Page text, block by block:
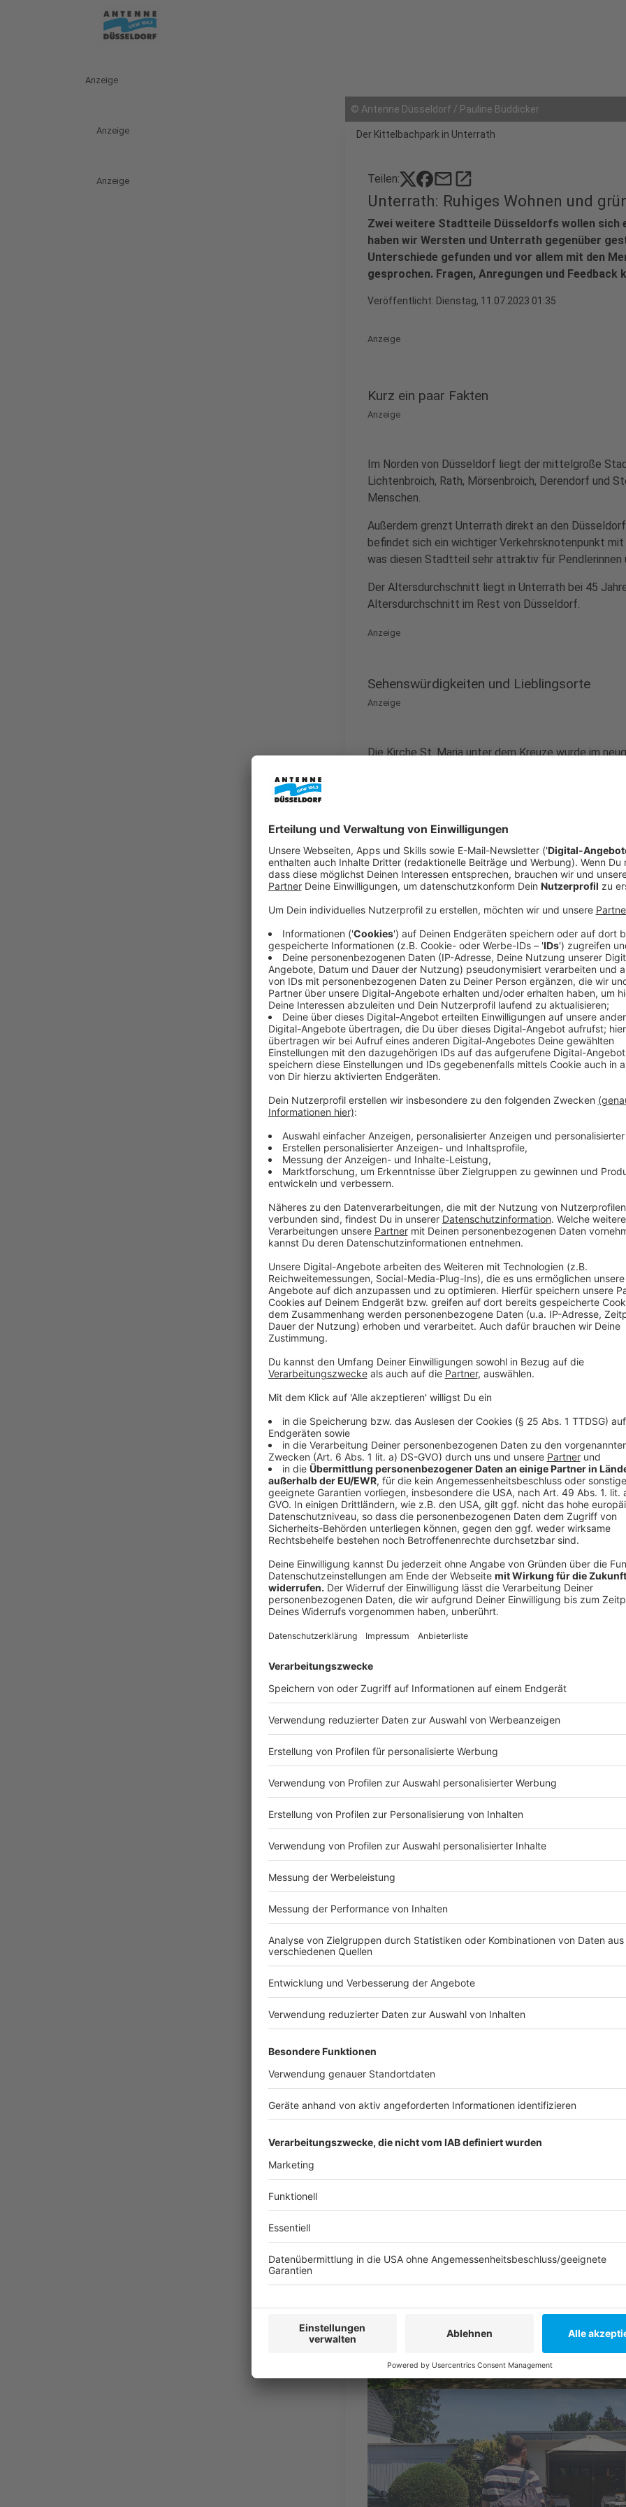
Anzeige
Anzeige
Anzeige
© Antenne Düsseldorf / Pauline Büddicker
Der Kittelbachpark in Unterrath
Teilen: mailopen_in_new
Unterrath: Ruhiges Wohnen und
Zwei weitere Stadtteile Düsseldorfs wollen sich
haben wir Wersten und Unterrath gegenüber
Unterschiede gefunden und vor allem mit den
gesprochen. Fragen, Anregungen und Feedback
Veröffentlicht: Dienstag, 11.07.2023 01:35
Anzeige
Kurz ein paar Fakten
Anzeige
Im Norden von Düsseldorf liegt der mittelgroße
Lichtenbroich, Rath, Mörsenbroich, Derendorf und
Menschen.
Außerdem grenzt Unterrath direkt an den
befindet sich ein wichtiger Verkehrsknotenpunkt mit
was diesen Stadtteil sehr attraktiv für Pendlerinnen
Der Altersdurchschnitt liegt in Unterrath bei 45
Altersdurchschnitt im Rest von Düsseldorf.
Anzeige
Sehenswürdigkeiten und Lieblingsorte
Anzeige
Die Kirche St. Maria unter dem Kreuze wurde im
©Antenne Düsseldorf / Pauline Büddicker
St. Maria unter dem Kreuze in Unterrath
Anzeige
Eines der ältesten Gebäude Unterraths ist das
Es wurde 1784 errichtet und zählt zu den Resten
Besiedlung.
Die Alte Landstraße ist eine historische Straße, die
Heute kann man hier sehr schön Spazierengehen.
Anzeige
Menschen aus Unterrath am
Umfrage: Was macht
Anzeige
Natur in Unterrath
Der Kittelbach im Kittelbachpark ist ein echter
zu kommen und in der Natur zu entspannen.
© Antenne Düsseldorf / Pauline Büddicker
Der Kittelbachpark in Unterrath
Anzeige
Außerdem gibt es noch den Nordpark und den
Anzeige
Menschen aus Benrath am
Umfrage: Wie grenzt sich
Stadtteilen ab?
Anzeige
Freizeit in Unterrath
Anzeige
Unterrath hat den Turn- und Sportverein (TUS)
Hallenbadund mehrereSportplätzeund Turnhallen.
Anzeige
Yard-Sale in der Vogelsiedlung
Einmal im Jahr gibt es in der Vogelsiedlung in
Unterrath bauen in ihren Vorgärten Stände mit
Menschen aus Unterrath am
Umfrage: Warum ist der
Anzeige